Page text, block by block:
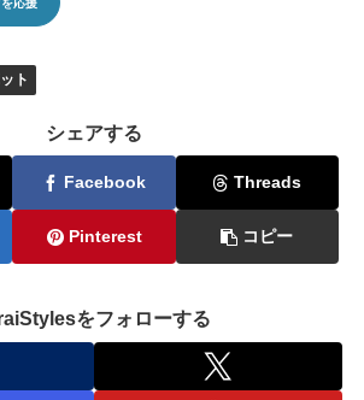
ト
シェアする
Facebook Threads
Pinterest コピー
をフォローする